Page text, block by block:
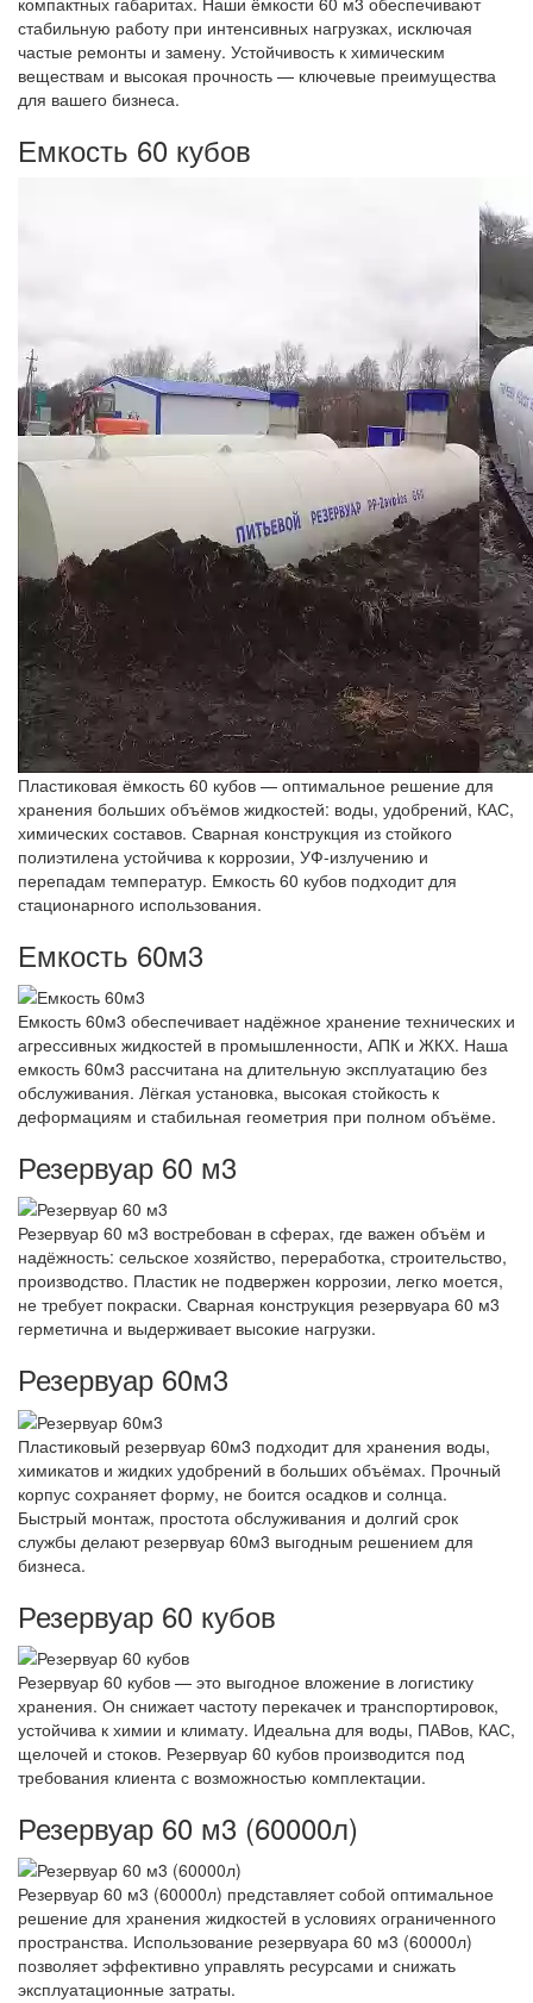
стабильную работу при интенсивных нагрузках, исключая
частые ремонты и замену. Устойчивость к химическим
веществам и высокая прочность — ключевые преимущества
для вашего бизнеса.
Емкость 60 кубов
Пластиковая ёмкость 60 кубов — оптимальное решение для
хранения больших объёмов жидкостей: воды, удобрений, КАС,
химических составов. Сварная конструкция из стойкого
полиэтилена устойчива к коррозии, УФ-излучению и
перепадам температур. Емкость 60 кубов подходит для
стационарного использования.
Емкость 60м3
Емкость 60м3 обеспечивает надёжное хранение технических и
агрессивных жидкостей в промышленности, АПК и ЖКХ. Наша
емкость 60м3 рассчитана на длительную эксплуатацию без
обслуживания. Лёгкая установка, высокая стойкость к
деформациям и стабильная геометрия при полном объёме.
Резервуар 60 м3
Резервуар 60 м3 востребован в сферах, где важен объём и
надёжность: сельское хозяйство, переработка, строительство,
производство. Пластик не подвержен коррозии, легко моется,
не требует покраски. Сварная конструкция резервуара 60 м3
герметична и выдерживает высокие нагрузки.
Резервуар 60м3
Пластиковый резервуар 60м3 подходит для хранения воды,
химикатов и жидких удобрений в больших объёмах. Прочный
корпус сохраняет форму, не боится осадков и солнца.
Быстрый монтаж, простота обслуживания и долгий срок
службы делают резервуар 60м3 выгодным решением для
бизнеса.
Резервуар 60 кубов
Резервуар 60 кубов — это выгодное вложение в логистику
хранения. Он снижает частоту перекачек и транспортировок,
устойчива к химии и климату. Идеальна для воды, ПАВов, КАС,
щелочей и стоков. Резервуар 60 кубов производится под
требования клиента с возможностью комплектации.
Резервуар 60 м3 (60000л)
Резервуар 60 м3 (60000л) представляет собой оптимальное
решение для хранения жидкостей в условиях ограниченного
пространства. Использование резервуара 60 м3 (60000л)
позволяет эффективно управлять ресурсами и снижать
эксплуатационные затраты.